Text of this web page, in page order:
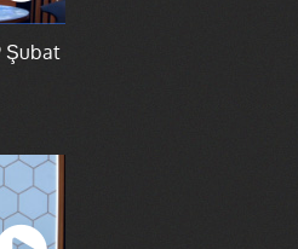
Şubat